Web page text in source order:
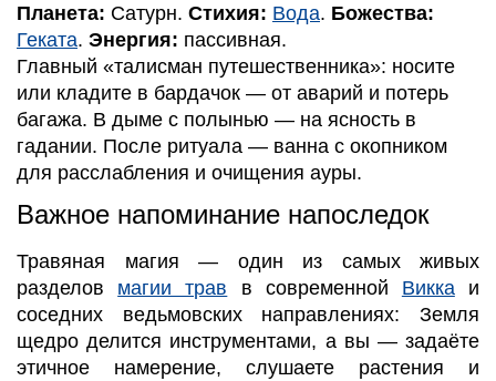
Планета: Сатурн. Стихия: Вода. Божества:
Геката. Энергия: пассивная.
Главный «талисман путешественника»: носите
или кладите в бардачок — от аварий и потерь
багажа. В дыме с полынью — на ясность в
гадании. После ритуала — ванна с окопником
для расслабления и очищения ауры.
Важное напоминание напоследок
Травяная магия — один из самых живых
разделов магии трав в современной Виккаи
соседних ведьмовских направлениях: Земля
щедро делится инструментами, а вы — задаёте
этичное намерение, слушаете растения и